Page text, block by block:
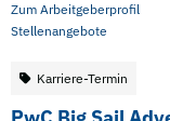
Zum Arbeitgeberprofil
Stellenangebote
Karriere-Termin